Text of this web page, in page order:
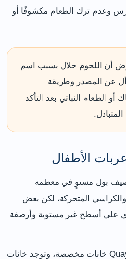
وعدم ترك الطعام مكشوفًا أو
أن اللحوم حلال بسبب اسم
عن المصدر وطريقة
أو الطعام النباتي بعد التأكد
الأطفال
بول مستوٍ في معظمه
المتحركة، لكن بعض
على أسطح غير مستوية وأرصفة
يوفر Quay Visitors Car Park خانات مخصصة، وتوجد خانات